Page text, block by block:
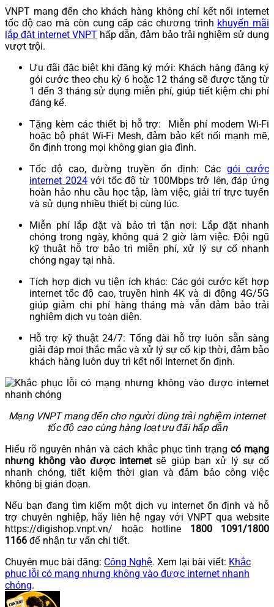
VNPT mang đến cho khách hàng không chỉ kết nối internet
tốc độ cao mà còn cung cấp các chương trình khuyến mãi
lắp đặt internet VNPT hấp dẫn, đảm bảo trải nghiệm sử dụng
vượt trội.
Ưu đãi đặc biệt khi đăng ký mới: Khách hàng đăng ký
gói cước theo chu kỳ 6 hoặc 12 tháng sẽ được tặng từ
1 đến 3 tháng sử dụng miễn phí, giúp tiết kiệm chi phí
đáng kể.
Tặng kèm các thiết bị hỗ trợ: Miễn phí modem Wi-Fi
hoặc bộ phát Wi-Fi Mesh, đảm bảo kết nối mạnh mẽ,
ổn định trong mọi không gian gia đình.
Tốc độ cao, đường truyền ổn định: Các gói cước
internet 2024với tốc độ từ 100Mbps trở lên, đáp ứng
hoàn hảo nhu cầu học tập, làm việc, giải trí trực tuyến
và sử dụng nhiều thiết bị cùng lúc.
Miễn phí lắp đặt và bảo trì tận nơi: Lắp đặt nhanh
chóng trong ngày, không quá 2 giờ làm việc. Đội ngũ
kỹ thuật hỗ trợ bảo trì miễn phí, xử lý sự cố nhanh
chóng ngay tại nhà.
Tích hợp dịch vụ tiện ích khác: Các gói cước kết hợp
internet tốc độ cao, truyền hình 4K và di động 4G/5G
giúp giảm chi phí hàng tháng mà vẫn đảm bảo trải
nghiệm dịch vụ toàn diện.
Hỗ trợ kỹ thuật 24/7: Tổng đài hỗ trợ luôn sẵn sàng
giải đáp mọi thắc mắc và xử lý sự cố kịp thời, đảm bảo
khách hàng luôn duy trì kết nối Internet ổn định.
Mạng VNPT mang đến cho người dùng trải nghiệm internet
tốc độ cao cùng hàng loạt ưu đãi hấp dẫn
Hiểu rõ nguyên nhân và cách khắc phục tình trạng có mạng
nhưng không vào được internetsẽ giúp bạn xử lý sự cố
nhanh chóng, tiết kiệm thời gian và đảm bảo công việc
không bị gián đoạn.
Nếu bạn đang tìm kiếm một dịch vụ internet ổn định và hỗ
trợ chuyên nghiệp, hãy liên hệ ngay với VNPT qua website
https://digishop.vnpt.vn/ hoặc hotline 1800 1091/1800
1166 để nhận tư vấn chi tiết.
Chuyên mục bài đăng: Công Nghệ. Xem lại bài viết: Khắc
phục lỗi có mạng nhưng không vào được internet nhanh
chóng.